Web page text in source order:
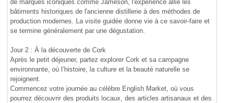
de marques iconiques comme Jameson, l'expérience allie les
bâtiments historiques de l'ancienne distillerie à des méthodes de
production modernes. La visite guidée donne vie à ce savoir-faire et
se termine généralement par une dégustation.
Jour 2 : À la découverte de Cork
Après le petit déjeuner, partez explorer Cork et sa campagne
environnante, où l’histoire, la culture et la beauté naturelle se
rejoignent.
Commencez votre journée au célèbre English Market, où vous
pourrez découvrir des produits locaux, des articles artisanaux et des